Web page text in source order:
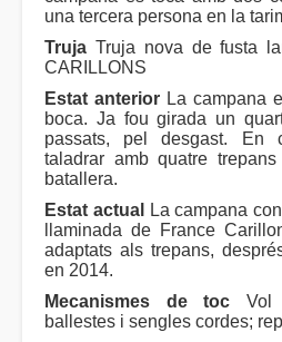
una tercera persona en la
Truja Truja nova de fusta
CARILLONS
Estat anterior La campana
boca. Ja fou girada un
passats, pel desgast. En
taladrar amb quatre
batallera.
Estat actual
La campana
llaminada de France
adaptats als trepans,
en 2014.
Mecanismes de toc Vol
ballestes i sengles cordes;